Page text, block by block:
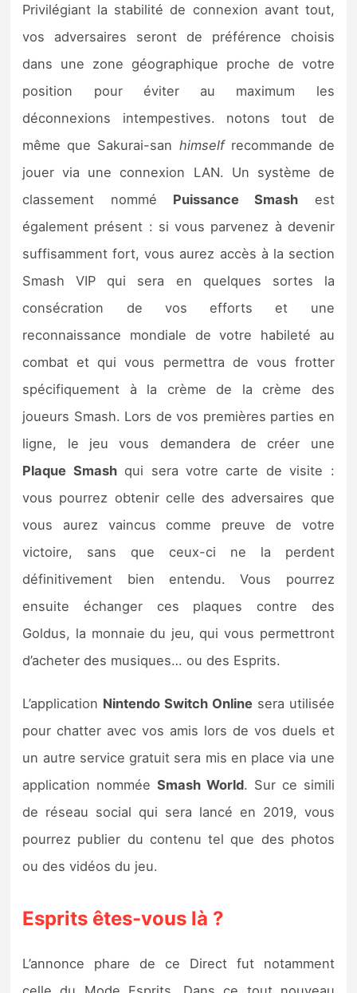
Privilégiant la stabilité de connexion avant tout,
vos adversaires seront de préférence choisis
dans une zone géographique proche de votre
position pour éviter au maximum les
déconnexions intempestives. notons tout de
même que Sakurai-san himselfrecommande de
jouer via une connexion LAN. Un système de
classement nommé Puissance Smash est
également présent : si vous parvenez à devenir
suffisamment fort, vous aurez accès à la section
Smash VIP qui sera en quelques sortes la
consécration de vos efforts et une
reconnaissance mondiale de votre habileté au
combat et qui vous permettra de vous frotter
spécifiquement à la crème de la crème des
joueurs Smash. Lors de vos premières parties en
ligne, le jeu vous demandera de créer une
Plaque Smashqui sera votre carte de visite :
vous pourrez obtenir celle des adversaires que
vous aurez vaincus comme preuve de votre
victoire, sans que ceux-ci ne la perdent
définitivement bien entendu. Vous pourrez
ensuite échanger ces plaques contre des
Goldus, la monnaie du jeu, qui vous permettront
d’acheter des musiques… ou des Esprits.
L’application Nintendo Switch Onlinesera utilisée
pour chatter avec vos amis lors de vos duels et
un autre service gratuit sera mis en place via une
application nomméeSmash World. Sur ce simili
de réseau social qui sera lancé en 2019, vous
pourrez publier du contenu tel que des photos
ou des vidéos du jeu.
Esprits êtes-vous là ?
L’annonce phare de ce Direct fut notamment